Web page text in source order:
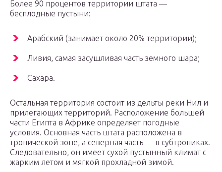
Более 90 процентов территории штата —
бесплодные пустыни:
Арабский (занимает около 20% территории);
Ливия, самая засушливая часть земного шара;
Сахара.
Остальная территория состоит из дельты реки Нил и
прилегающих территорий. Расположение большей
части Египта в Африке определяет погодные
условия. Основная часть штата расположена в
тропической зоне, а северная часть — в субтропиках.
Следовательно, он имеет сухой пустынный климат с
жарким летом и мягкой прохладной зимой.